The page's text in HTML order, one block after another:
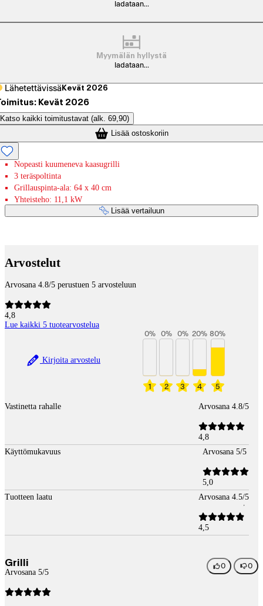
ladataan...
Myymälän hyllystä
ladataan...
Lähetettävissä Kevät 2026
Kevät 2026
Katso kaikki toimitustavat (alk. 69,90)
Lisää ostoskoriin
Nopeasti kuumeneva kaasugrilli
3 teräspoltinta
Grillauspinta-ala: 64 x 40 cm
Yhteisteho: 11,1 kW
Lisää vertailuun
Arvostelut
Arvosana 4.8/5 perustuen 5 arvosteluun
4,8
Lue kaikki 5 tuotearvostelua
Kirjoita arvostelu
1
0%
2
0%
3
0%
4
20%
5
80%
Vastinetta rahalle Arvosana 4.8/5
4,8
Käyttömukavuus
Arvosana 5/5
5,0
Tuotteen laatu
Arvosana 4.5/5
4,5
Grilli
Arvosana 5/5
0 0